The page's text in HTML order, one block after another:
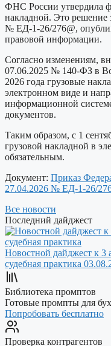
ФНС России утвердила
накладной. Это решение
№ ЕД-1-26/276@,
правовой информации.
Согласно изменениям,
07.06.2025 № 140-ФЗ в
2026 года грузовые
электронном виде и
информационной
документов.
Таким образом, с 1
грузовой накладной в
обязательным.
Документ: Приказ
27.04.2026 № ЕД-1-26/
Все новости
Последний дайджест
Новостной дайджест к 3
судебная практика
Библиотека промптов
Готовые промпты для
Попробовать бесплатно
Проверка контрагентов